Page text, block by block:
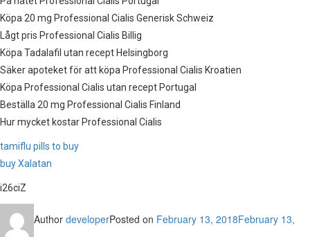
Köpa 20 mg Professional Cialis Generisk Schweiz
Lågt pris Professional Cialis Billig
Köpa Tadalafil utan recept Helsingborg
Säker apoteket för att köpa Professional Cialis Kroatien
Köpa Professional Cialis utan recept Portugal
Beställa 20 mg Professional Cialis Finland
Hur mycket kostar Professional Cialis
tamiflu pills to buy
buy Xalatan
i26ciZ
Author developerPosted on February 13, 2018February 13,